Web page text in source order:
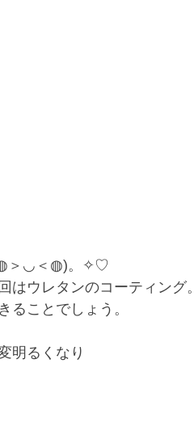
＞◡＜◍)。✧♡
はウレタンのコーティング。
ることでしょう。
明るくなり